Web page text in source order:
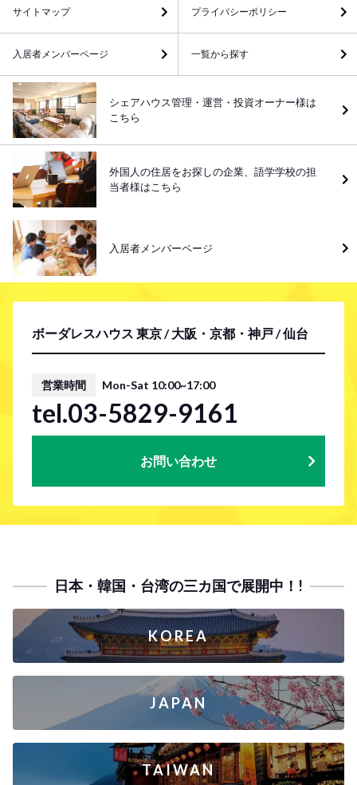
ボーダレスハウス 東京 / 大阪・京都・神戸 / 仙台
営業時間 Mon-Sat 10:00~17:00
tel.03-5829-9161
お問い合わせ
サイトマップ プライバシーポリシー
入居者メンバーページ 一覧から探す
シェアハウス管理・運営・投資オーナー様は
こちら
外国人の住居をお探しの企業、語学学校の担
当者様はこちら
入居者メンバーページ
日本・韓国・台湾の三カ国で展開中！!
KOREA
JAPAN
TAIWAN